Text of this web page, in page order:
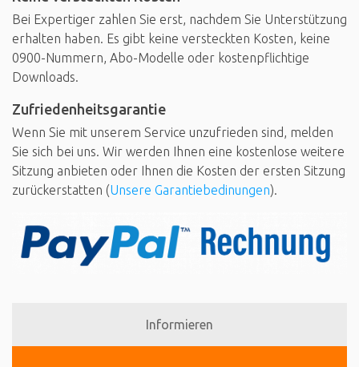
Bei Expertiger zahlen Sie erst, nachdem Sie Unterstützung
erhalten haben. Es gibt keine versteckten Kosten, keine
0900-Nummern, Abo-Modelle oder kostenpflichtige
Downloads.
Zufriedenheitsgarantie
Wenn Sie mit unserem Service unzufrieden sind, melden
Sie sich bei uns. Wir werden Ihnen eine kostenlose weitere
Sitzung anbieten oder Ihnen die Kosten der ersten Sitzung
zurückerstatten (Unsere Garantiebedinungen).
Informieren